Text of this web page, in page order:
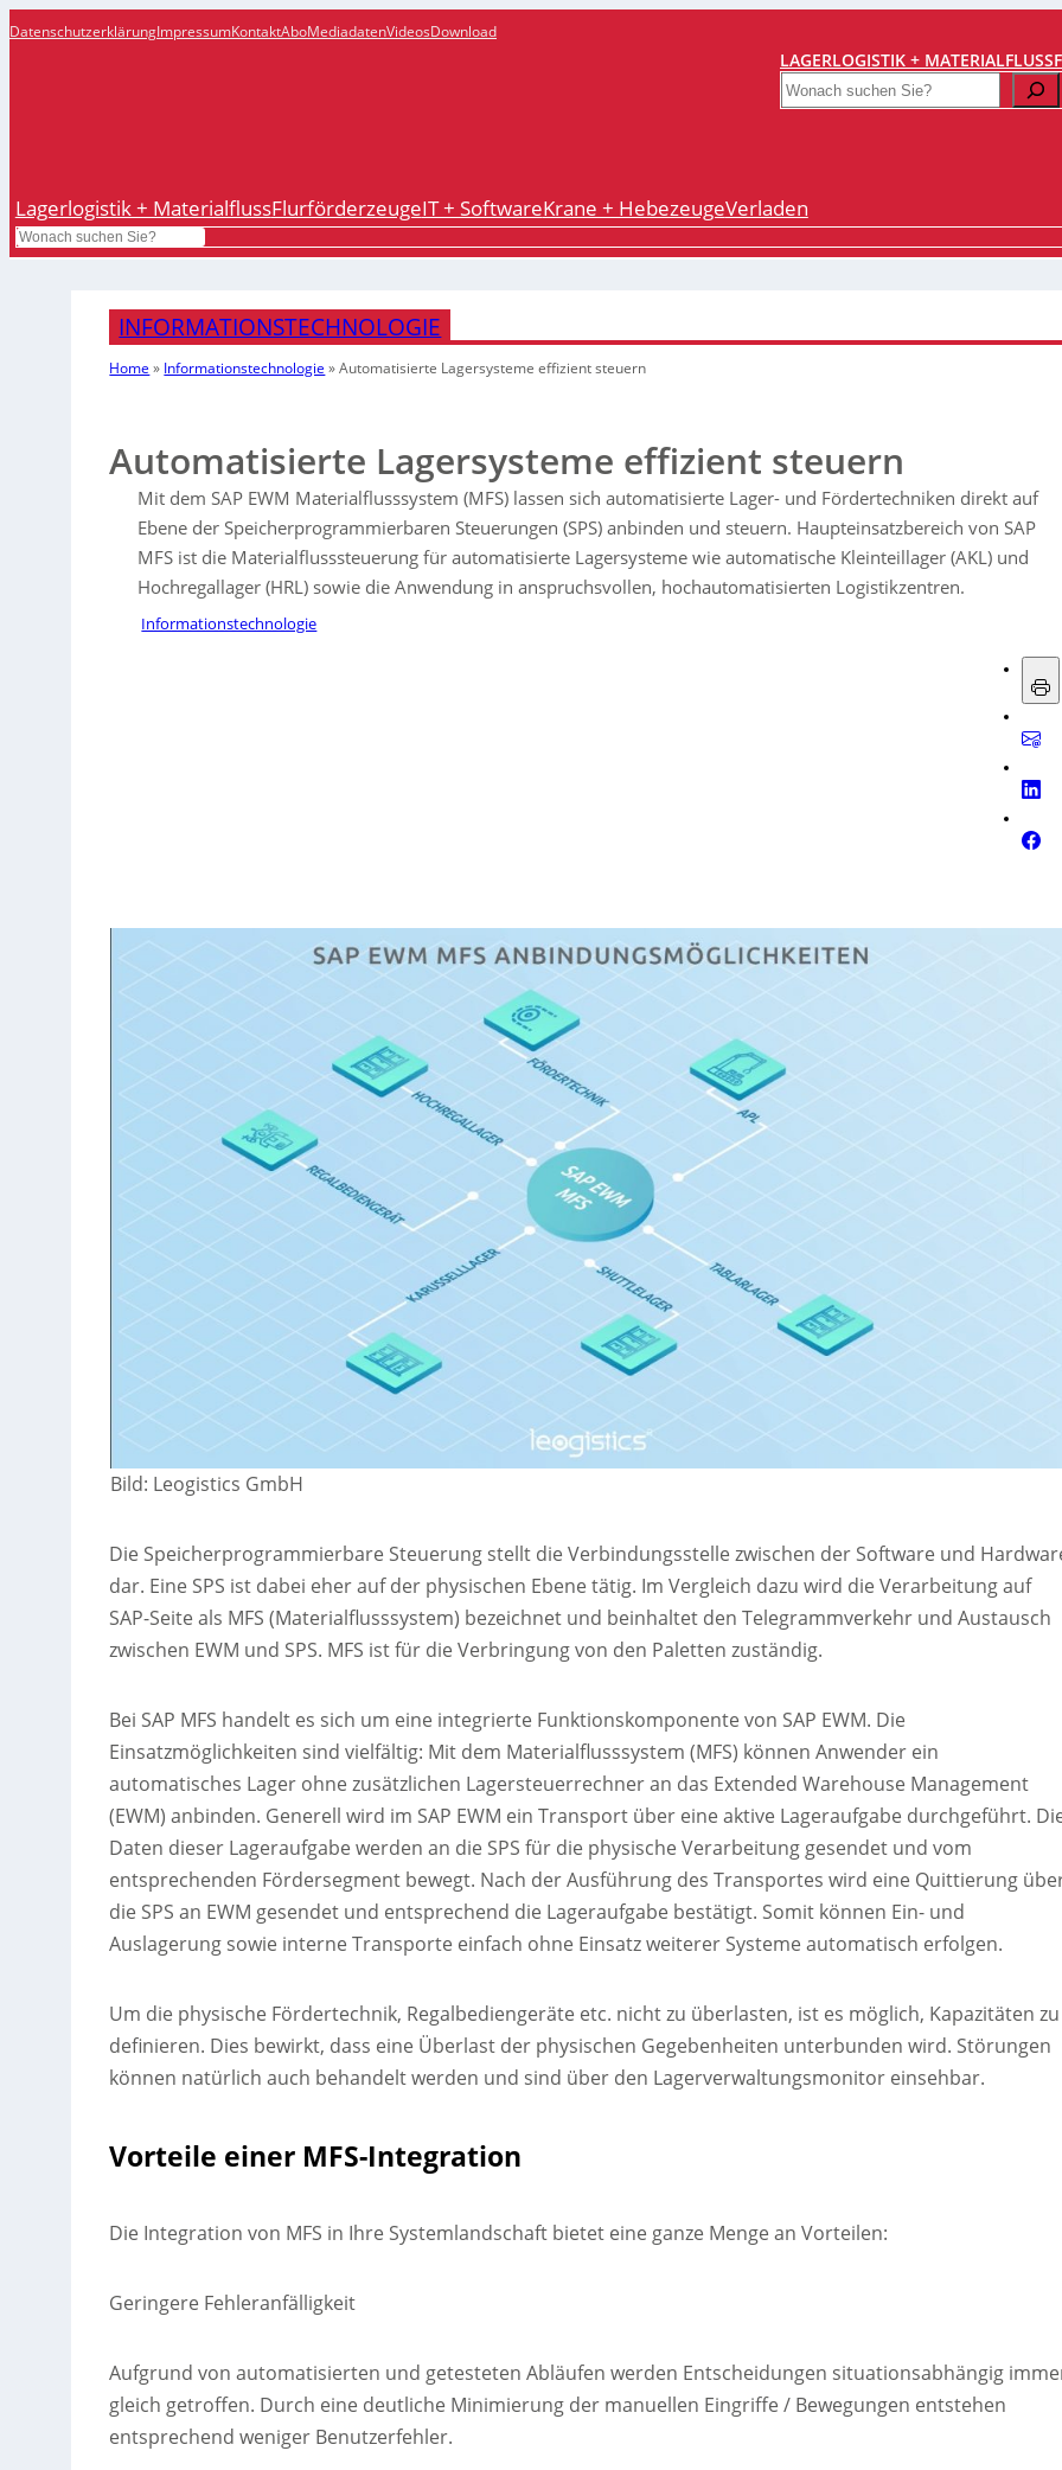
DatenschutzerklärungImpressumKontaktAboMediadatenVideosDownload
LAGERLOGISTIK + MATERIALFLUSS
Search
Lagerlogistik + MaterialflussFlurförderzeugeIT + SoftwareKrane + HebezeugeVerladen
Search
INFORMATIONSTECHNOLOGIE
Home » Informationstechnologie »Automatisierte Lagersysteme effizient steuern
Automatisierte Lagersysteme effizient steuern
Mit dem SAP EWM Materialflusssystem (MFS) lassen sich automatisierte Lager- und Fördertechniken direkt auf
Ebene der Speicherprogrammierbaren Steuerungen (SPS) anbinden und steuern. Haupteinsatzbereich von SAP
MFS ist die Materialflusssteuerung für automatisierte Lagersysteme wie automatische Kleinteillager (AKL) und
Hochregallager (HRL) sowie die Anwendung in anspruchsvollen, hochautomatisierten Logistikzentren.
Informationstechnologie
Bild: Leogistics GmbH
Die Speicherprogrammierbare Steuerung stellt die Verbindungsstelle zwischen der Software und
dar. Eine SPS ist dabei eher auf der physischen Ebene tätig. Im Vergleich dazu wird die Verarbeitung auf
SAP-Seite als MFS (Materialflusssystem) bezeichnet und beinhaltet den Telegrammverkehr und Austausch
zwischen EWM und SPS. MFS ist für die Verbringung von den Paletten zuständig.
Bei SAP MFS handelt es sich um eine integrierte Funktionskomponente von SAP EWM. Die
Einsatzmöglichkeiten sind vielfältig: Mit dem Materialflusssystem (MFS) können Anwender ein
automatisches Lager ohne zusätzlichen Lagersteuerrechner an das Extended Warehouse Management
(EWM) anbinden. Generell wird im SAP EWM ein Transport über eine aktive Lageraufgabe durchgeführt.
Daten dieser Lageraufgabe werden an die SPS für die physische Verarbeitung gesendet und vom
entsprechenden Fördersegment bewegt. Nach der Ausführung des Transportes wird eine Quittierung
die SPS an EWM gesendet und entsprechend die Lageraufgabe bestätigt. Somit können Ein- und
Auslagerung sowie interne Transporte einfach ohne Einsatz weiterer Systeme automatisch erfolgen.
Um die physische Fördertechnik, Regalbediengeräte etc. nicht zu überlasten, ist es möglich, Kapazitäten zu
definieren. Dies bewirkt, dass eine Überlast der physischen Gegebenheiten unterbunden wird. Störungen
können natürlich auch behandelt werden und sind über den Lagerverwaltungsmonitor einsehbar.
Vorteile einer MFS-Integration
Die Integration von MFS in Ihre Systemlandschaft bietet eine ganze Menge an Vorteilen:
Geringere Fehleranfälligkeit
Aufgrund von automatisierten und getesteten Abläufen werden Entscheidungen situationsabhängig
gleich getroffen. Durch eine deutliche Minimierung der manuellen Eingriffe / Bewegungen entstehen
entsprechend weniger Benutzerfehler.